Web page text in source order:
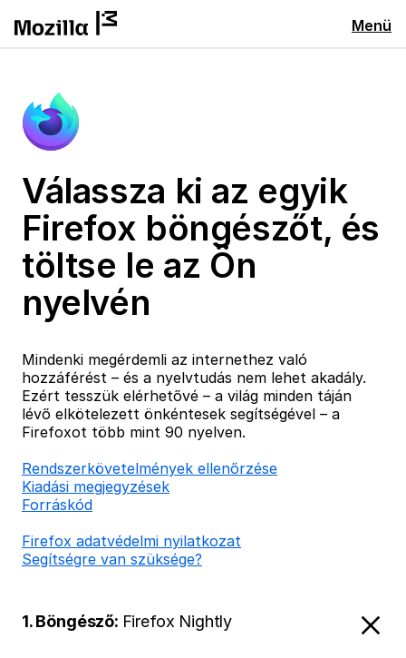
Menü
Válassza ki az egyik
Firefox böngészőt, és
töltse le az Ön
nyelvén
Mindenki megérdemli az internethez való
hozzáférést – és a nyelvtudás nem lehet akadály.
Ezért tesszük elérhetővé – a világ minden táján
lévő elkötelezett önkéntesek segítségével – a
Firefoxot több mint 90 nyelven.
Rendszerkövetelmények ellenőrzése
Kiadási megjegyzések
Forráskód
Firefox adatvédelmi nyilatkozat
Segítségre van szüksége?
1. Böngésző: Firefox Nightly